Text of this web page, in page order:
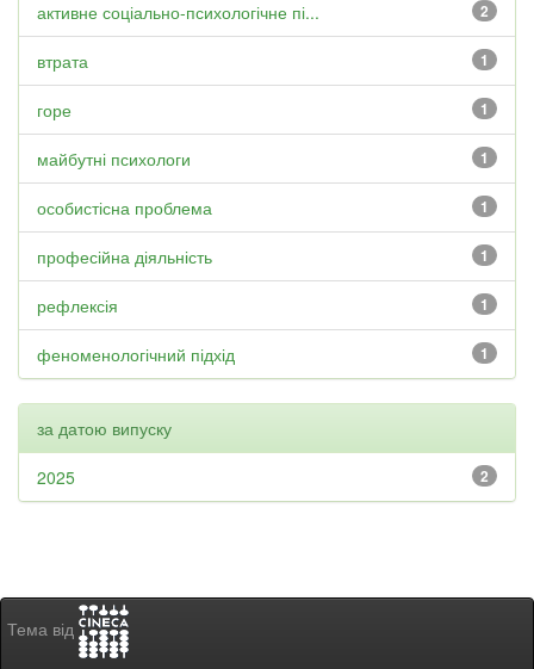
2
активне соціально-психологічне пі...
1
втрата
1
горе
1
майбутні психологи
1
особистісна проблема
1
професійна діяльність
1
рефлексія
1
феноменологічний підхід
за датою випуску
2
2025
Тема від